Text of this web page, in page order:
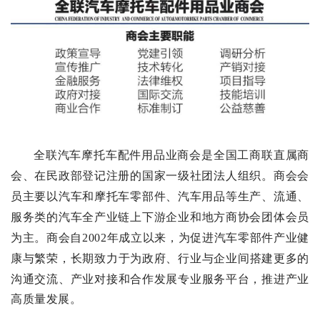
全联汽车摩托车配件用品业商会是全国工商联直属商
会
、在民政部登记注册的国家一级社团法 人 组织 。 商会会
员主要 以汽车和摩托车零部件、汽车用品等生产 流通
服务类的汽车全产业链 上下游企业和地方商协会 团 体会 员
为主。商会自 2002年成立以来 ， 为促进汽车零部件产业健
康与繁荣，长期致力于为政府 、行业与企业间搭建更多的
沟通交流、产业对接和合作发展专业服务平台，推进产业
高质量发展。